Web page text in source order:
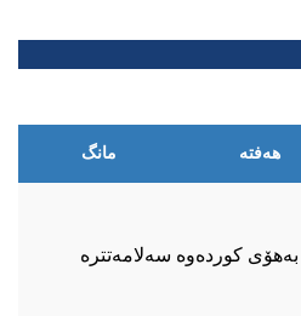
هەفتە مانگ
کوردەوە سەلامەتترە